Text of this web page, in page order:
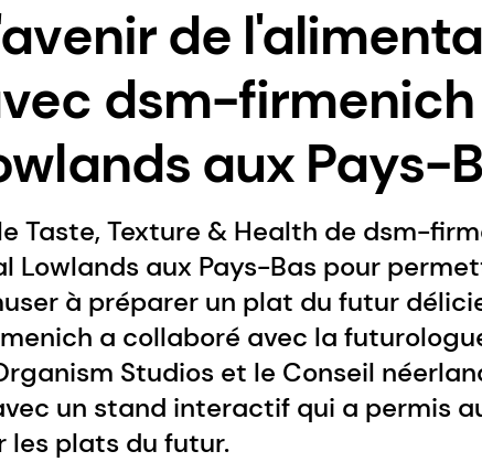
de
dsm-
aux Pays-
Taste, Texture & Health de dsm-
Lowlands aux Pays-Bas pour
à préparer un plat du futur
a collaboré avec la
Studios et le Conseil
un stand interactif qui a permis
les plats du futur.